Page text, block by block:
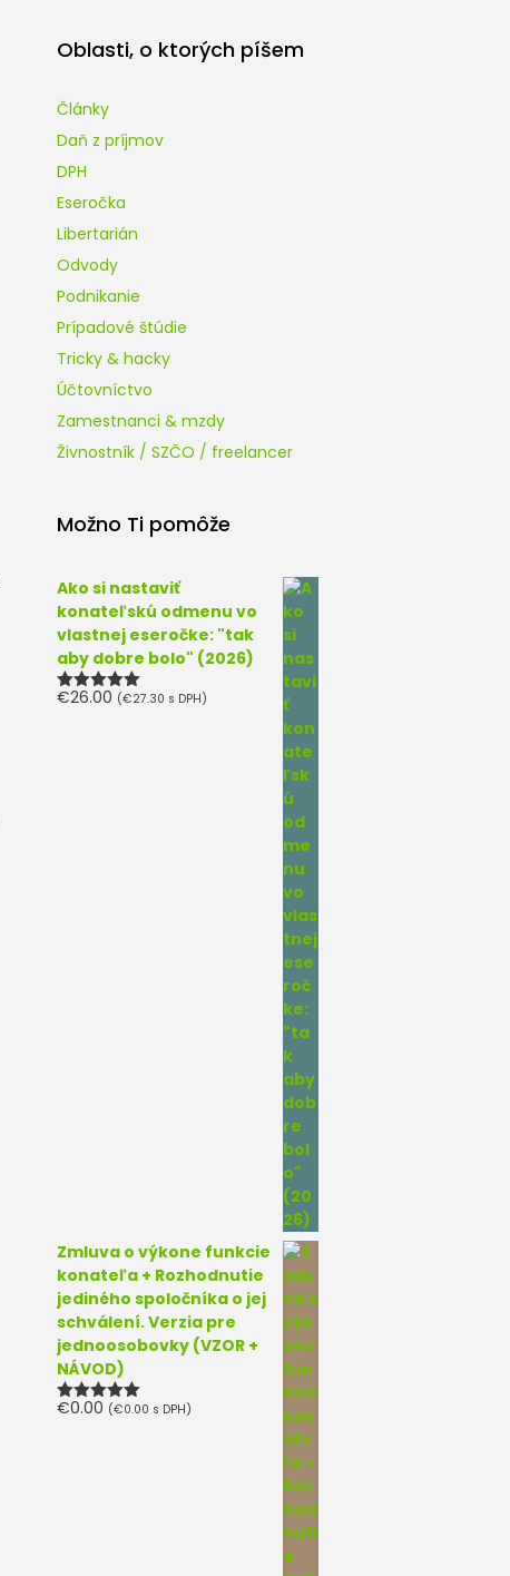
Oblasti, o ktorých píšem
Články
Daň z príjmov
DPH
Eseročka
Libertarián
Odvody
Podnikanie
Prípadové štúdie
Tricky & hacky
Účtovníctvo
Zamestnanci & mzdy
Živnostník / SZČO / freelancer
Možno Ti pomôže
Ako si nastaviť
konateľskú odmenu vo
vlastnej eseročke: "tak
aby dobre bolo" (2026)
Hodnotenie
€26.00 (€27.30 s DPH)
Zmluva o výkone funkcie
konateľa + Rozhodnutie
jediného spoločníka o jej
schválení. Verzia pre
jednoosobovky (VZOR +
NÁVOD)
Hodnotenie
€0.00 (€0.00 s DPH)